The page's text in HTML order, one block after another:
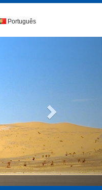
Português